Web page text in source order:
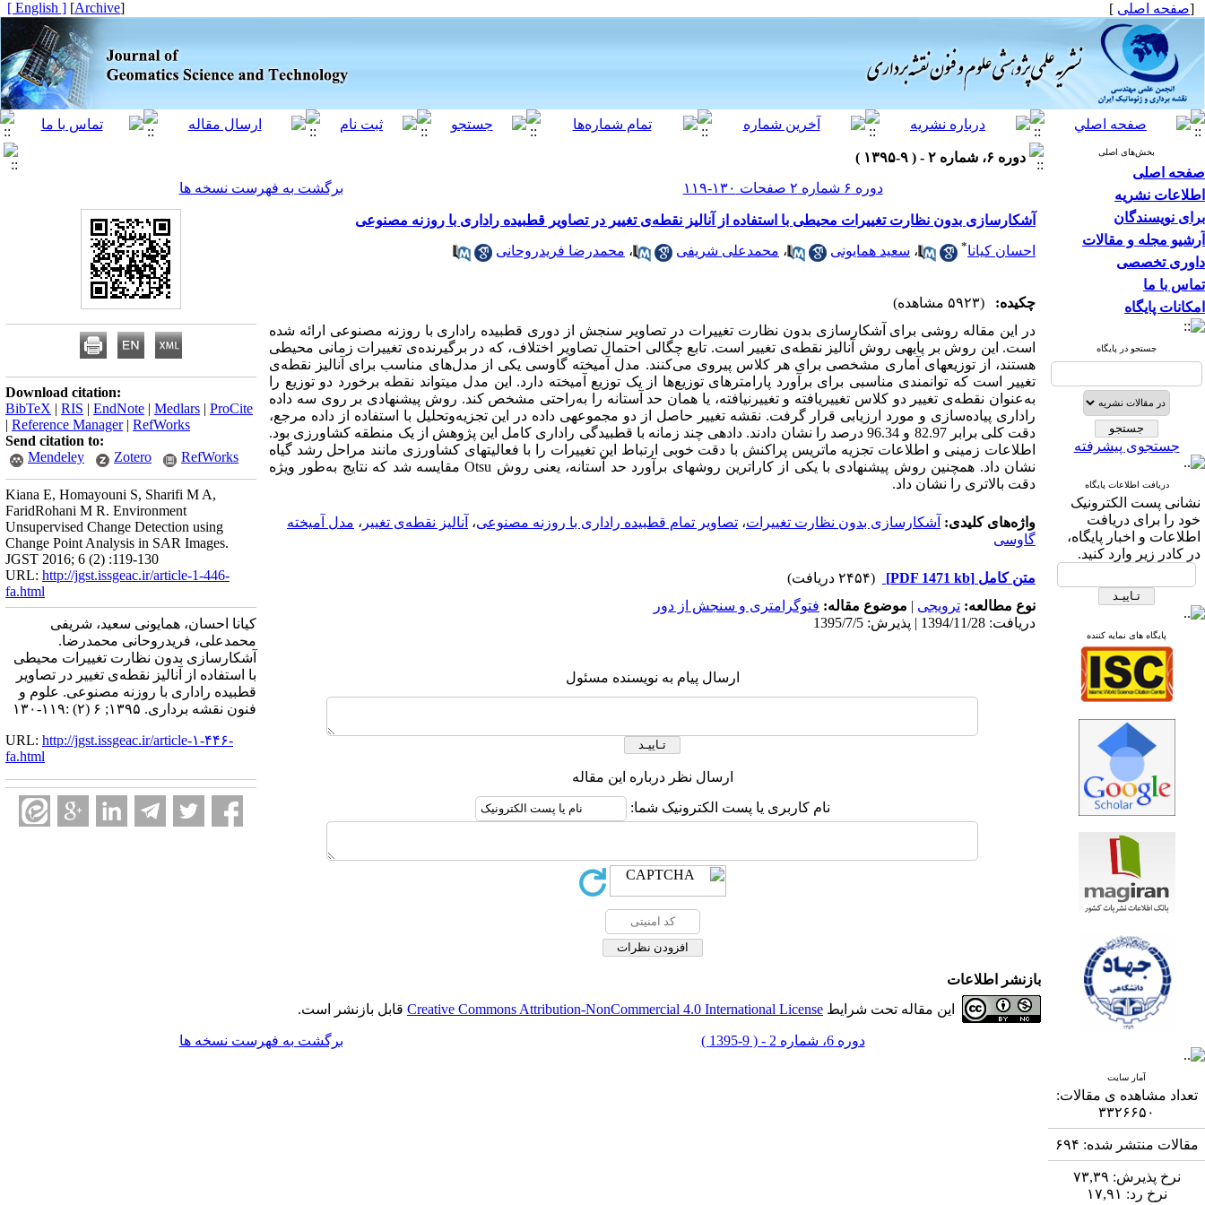
[صفحه اصلی ]
[
Archive
]
[ English ]
بخش‌های اصلی
صفحه اصلی
اطلاعات نشریه
برای نویسندگان
آرشیو مجله و مقالات
داوری تخصصی
تماس با ما
امکانات پایگاه
جستجو در پایگاه
جستجوی پیشرفته
دریافت اطلاعات پایگاه
نشانی پست الکترونیک
خود را برای دریافت
اطلاعات و اخبار پایگاه،
در کادر زیر وارد کنید.
پایگاه های نمایه کننده
آمار سایت
تعداد مشاهده ی مقالات:
۳۳۲۶۶۵۰
مقالات منتشر شده: ۶۹۴
نرخ پذیرش: ۷۳,۳۹
نرخ رد: ۱۷,۹۱
دوره ۶، شماره ۲ - ( ۹-۱۳۹۵ )
دوره ۶ شماره ۲ صفحات ۱۳۰-۱۱۹
برگشت به فهرست نسخه ها
آشکارسازی بدون نظارت تغییرات محیطی با استفاده از آنالیز نقطه‏‌ی تغییر در تصاویر قطبیده راداری با روزنه مصنوعی
احسان کیانا* ، سعید همایونی ، محمدعلی شریفی ، محمدرضا فریدروحانی
چکیده:
(۵۹۲۳ مشاهده)
در این مقاله روشی برای آشکارسازی بدون نظارت تغییرات در تصاویر سنجش ‌از دوری قطبیده راداری با روزنه مصنوعی ارائه ‌شده
است. این روش بر پایه‏ی روش آنالیز نقطه‌‌ی تغییر است. تابع چگالی احتمال تصاویر اختلاف، که در برگیرنده‌ی تغییرات زمانی محیطی
هستند، از توزیع‏های آماری مشخصی برای هر کلاس پیروی می‌کنند. مدل آمیخته گاوسی یکی از مدل‌های مناسب برای آنالیز نقطه‌ی
‌‌تغییر است که توانمندی مناسبی برای برآورد پارامترهای توزیع‌ها از یک توزیع آمیخته دارد. این مدل می‏تواند نقطه برخورد دو توزیع را
به‌عنوان نقطه‌ی ‌تغییر دو کلاس تغییریافته و تغییرنیافته، یا همان حد آستانه را به‌راحتی مشخص کند. روش پیشنهادی بر روی سه داده
راداری پیادهسازی و مورد ارزیابی قرار گرفت. نقشه تغییر حاصل از دو مجموعه‏ی داده در این تجزیه‌وتحلیل با استفاده از داده مرجع،
دقت کلی برابر 82.97 و 96.34 درصد را نشان دادند. داده‏ی چند زمانه با قطبیدگی راداری کامل این پژوهش از یک منطقه کشاورزی بود.
اطلاعات زمینی و اطلاعات تجزیه ماتریس پراکنش با دقت خوبی ارتباط این تغییرات را با فعالیت‏های کشاورزی مانند مراحل رشد گیاه
نشان داد. همچنین روش پیشنهادی با یکی از کاراترین روش‏های برآورد حد آستانه، یعنی روش Otsuمقایسه شد که نتایج به‌طور ویژه
دقت بالاتری را نشان داد.
واژه‌های کلیدی: آشکارسازی بدون نظارت تغییرات، تصاویر تمام قطبیده راداری با روزنه مصنوعی، آنالیز نقطه‌ی ‌‌تغییر ، مدل آمیخته
گاوسی
متن کامل [PDF 1471 kb]
(۲۴۵۴ دریافت)
نوع مطالعه: ترویجی | موضوع مقاله: فتوگرامتری و سنجش از دور
دریافت: 1394/11/28 | پذیرش: 1395/7/5
ارسال پیام به نویسنده مسئول
ارسال نظر درباره این مقاله
نام کاربری یا پست الکترونیک شما:
Download citation:
BibTeX | RIS | EndNote | Medlars | ProCite
| Reference Manager| RefWorks
Send citation to:
Mendeley
Zotero RefWorks
Kiana E, Homayouni S, Sharifi M A,
FaridRohani M R. Environment
Unsupervised Change Detection using
Change Point Analysis in SAR Images.
JGST 2016; 6 (2) :119-130
URL: http://jgst.issgeac.ir/article-1-446-
fa.html
کیانا احسان، همایونی سعید، شریفی
محمدعلی، فریدروحانی محمدرضا.
آشکارسازی بدون نظارت تغییرات محیطی
با استفاده از آنالیز نقطه‏‌ی تغییر در تصاویر
قطبیده راداری با روزنه مصنوعی. علوم و
فنون نقشه برداری. ۱۳۹۵; ۶ (۲) :۱۱۹-۱۳۰
URL: http://jgst.issgeac.ir/article-۱-۴۴۶-
fa.html
بازنشر اطلاعات
این مقاله تحت شرایط Creative Commons Attribution-NonCommercial 4.0 International License قابل بازنشر است.
دوره 6، شماره 2 - ( 9-1395 ) برگشت به فهرست نسخه ها